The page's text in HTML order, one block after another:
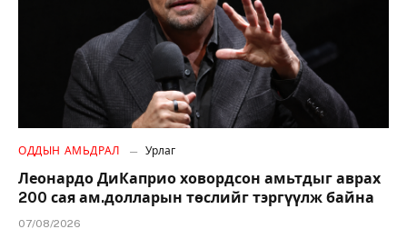
ОДДЫН АМЬДРАЛ Урлаг
Леонардо ДиКаприо ховордсон амьтдыг аврах
200 сая ам.долларын төслийг тэргүүлж байна
07/08/2026